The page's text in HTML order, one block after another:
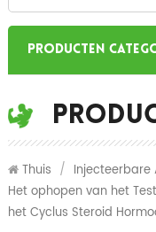
Producten
Thuis / Injecteerbare
Het ophopen van het
het Cyclus Steroid